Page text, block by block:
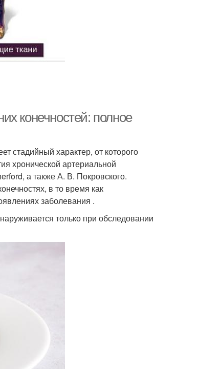
конечностей: полное
стадийный характер, от которого
хронической артериальной
а также А. В. Покровского.
в то время как
заболевания .
только при обследовании